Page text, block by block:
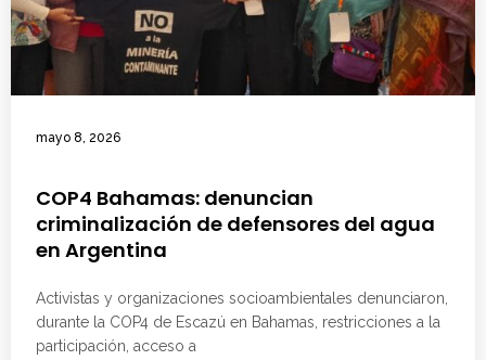
mayo 8, 2026
COP4 Bahamas: denuncian
criminalización de defensores del agua
en Argentina
Activistas y organizaciones socioambientales denunciaron,
durante la COP4 de Escazú en Bahamas, restricciones a la
participación, acceso a